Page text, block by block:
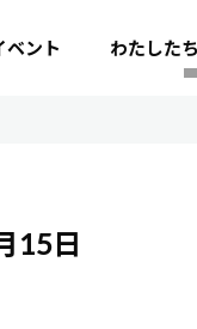
ベント わたした
15日